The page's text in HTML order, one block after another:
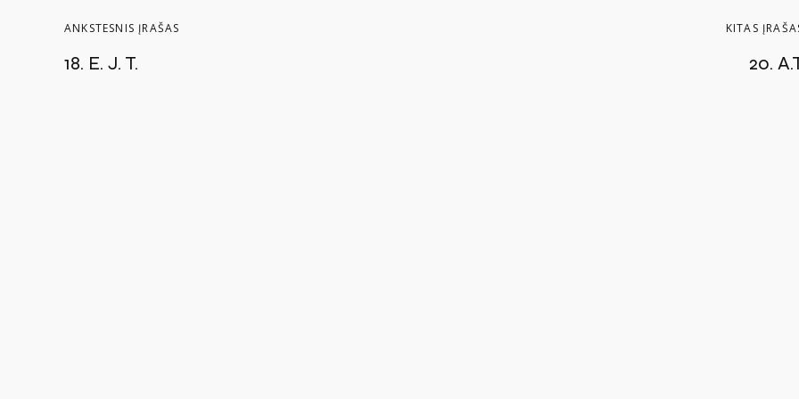
ANKSTESNIS ĮRAŠAS
18. E. J. T.
KITAS
20.